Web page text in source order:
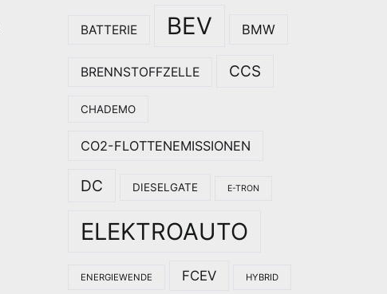
BATTERIE BEV BMW
BRENNSTOFFZELLE CCS
CHADEMO
CO2-FLOTTENEMISSIONEN
DC DIESELGATE E-TRON
ELEKTROAUTO
ENERGIEWENDE FCEV HYBRID